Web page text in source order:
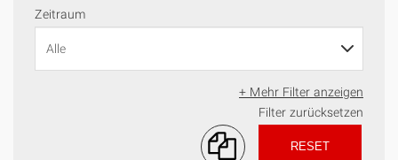
Zeitraum
+ Mehr Filter anzeigen
Filter zurücksetzen
RESET